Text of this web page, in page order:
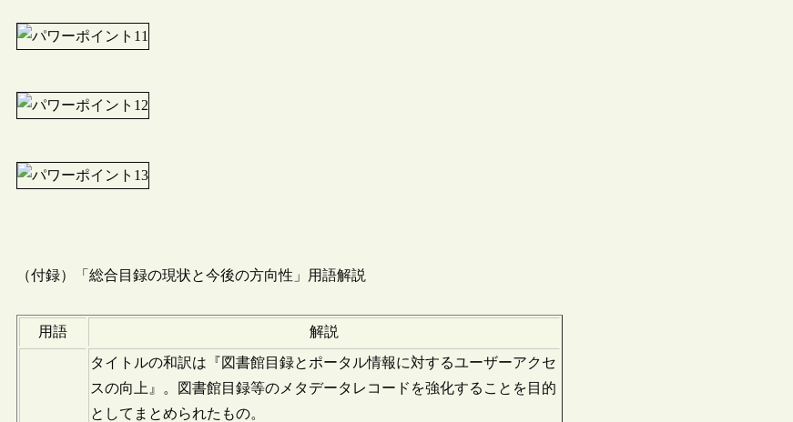
（付録）「総合目録の現状と今後の方向性」用語解説
用語 解説
タイトルの和訳は『図書館目録とポータル情報に対するユーザーアクセ
スの向上』。図書館目録等のメタデータレコードを強化することを目的
としてまとめられたもの。